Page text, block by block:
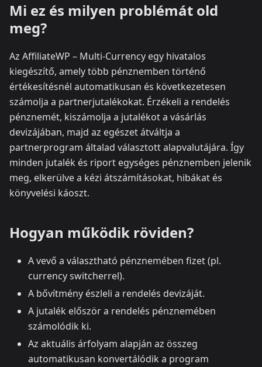
Mi ez és milyen problémát old
meg?
Az AffiliateWP – Multi‑Currency egy hivatalos
kiegészítő, amely több pénznemben történő
értékesítésnél automatikusan és következetesen
számolja a partnerjutalékokat. Érzékeli a rendelés
pénznemét, kiszámolja a jutalékot a vásárlás
devizájában, majd az egészet átváltja a
partnerprogram általad választott alapvalutájára. Így
minden jutalék és riport egységes pénznemben jelenik
meg, elkerülve a kézi átszámításokat, hibákat és
könyvelési káoszt.
Hogyan működik röviden?
A vevő a választható pénznemében fizet (pl.
currency switcherrel).
A bővítmény észleli a rendelés devizáját.
A jutalék először a rendelés pénznemében
számolódik ki.
Az aktuális árfolyam alapján az összeg
automatikusan konvertálódik a program